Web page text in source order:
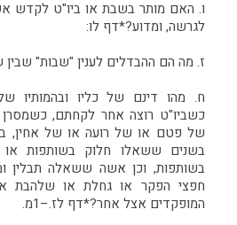
ו. האם מותר בשבת או ביו"ט לקדש
לגרשה, ומדוע?*דף לו:
ז. מה הם ההבדלים לענין "שבות"
ח. מהו דינם של כליו ובהמותיו
כשביו"ט רוצה אחר לקחתם, כשמסרן
של פטם או של רועה או של אחין,
בשנים ששאלו חלוק בשותפות
בשותפות, וכן אשה ששאלה תבלין
חפצי הפקר או גחלת או שלהבת
המופקדים אצל אחר?*דף לז.–1מ.